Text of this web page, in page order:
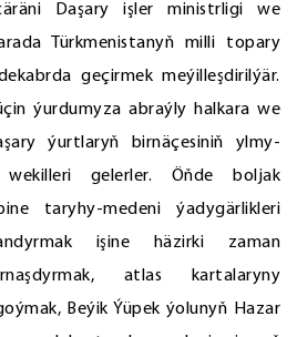
Daşary işler ministrligi we
Türkmenistanyň milli topary
geçirmek meýilleşdirilýär.
ýurdumyza abraýly halkara we
ýurtlaryň birnäçesiniň ylmy-
wekilleri gelerler. Öňde boljak
taryhy-medeni ýadygärlikleri
işine häzirki zaman
atlas kartalaryny
Beýik Ýüpek ýolunyň Hazar